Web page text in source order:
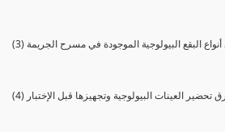
أنواع البقع البيولوجية الموجودة في مسرح الجريمة
تحضير العينات البيولوجية وتجهيزها قبل الإختبار